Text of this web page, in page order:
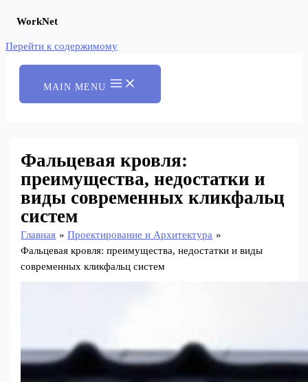
WorkNet
Перейти к содержимому
MAIN MENU
Фальцевая кровля:
преимущества, недостатки и
виды современных кликфальц
систем
Главная
Проектирование и Архитектура
Фальцевая кровля: преимущества, недостатки и виды
современных кликфальц систем